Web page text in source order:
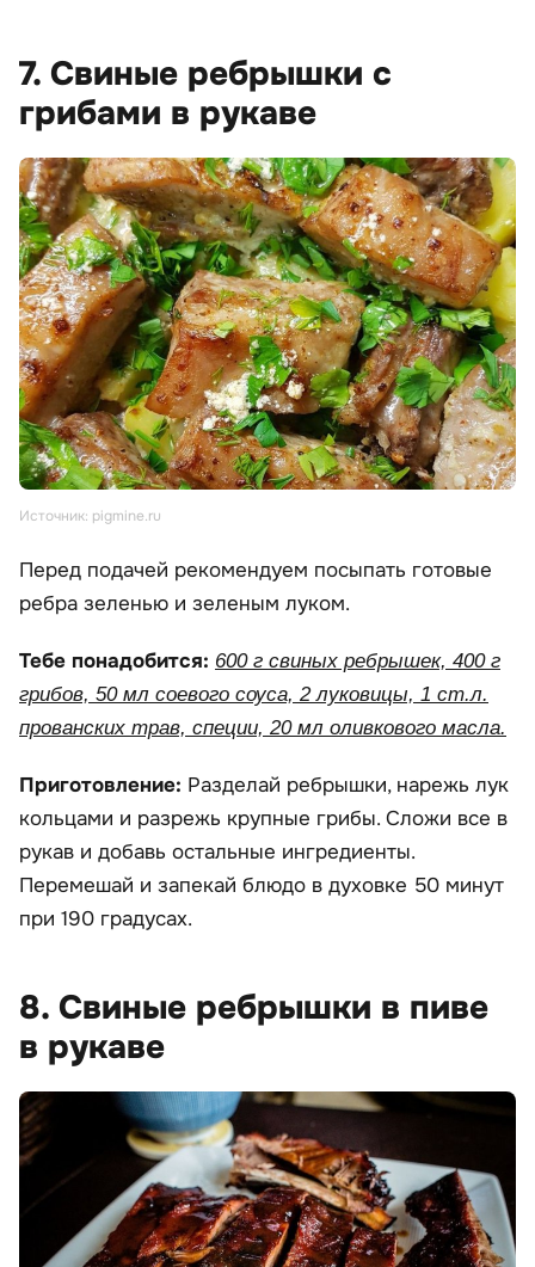
7. Свиные ребрышки с
грибами в рукаве
Источник: pigmine.ru
Перед подачей рекомендуем посыпать готовые
ребра зеленью и зеленым луком.
Тебе понадобится: 600 г свиных ребрышек, 400 г
грибов, 50 мл соевого соуса, 2 луковицы, 1 ст.л.
прованских трав, специи, 20 мл оливкового масла.
Приготовление: Разделай ребрышки, нарежь лук
кольцами и разрежь крупные грибы. Сложи все в
рукав и добавь остальные ингредиенты.
Перемешай и запекай блюдо в духовке 50 минут
при 190 градусах.
8. Свиные ребрышки в пиве
в рукаве